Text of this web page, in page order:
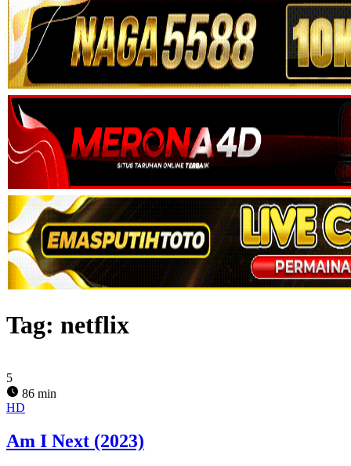
Tag: netflix
5
86 min
HD
Am I Next (2023)